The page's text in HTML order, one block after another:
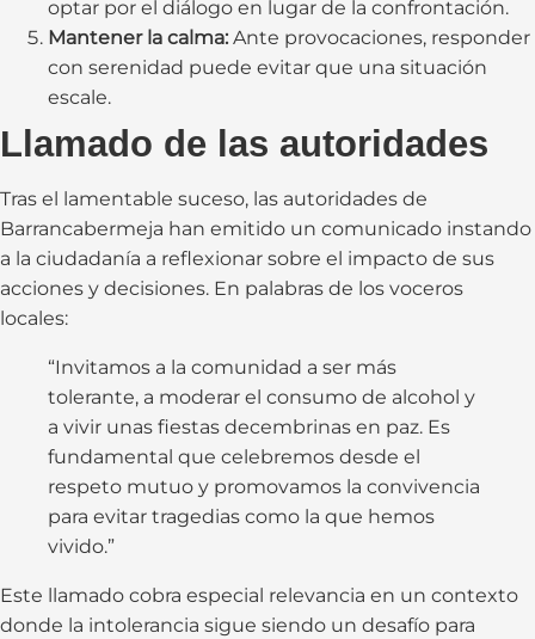
optar por el diálogo en lugar de la confrontación.
Mantener la calma: Ante provocaciones, responder
con serenidad puede evitar que una situación
escale.
Llamado de las autoridades
Tras el lamentable suceso, las autoridades de
Barrancabermeja han emitido un comunicado instando
a la ciudadanía a reflexionar sobre el impacto de sus
acciones y decisiones. En palabras de los voceros
locales:
“Invitamos a la comunidad a ser más
tolerante, a moderar el consumo de alcohol y
a vivir unas fiestas decembrinas en paz. Es
fundamental que celebremos desde el
respeto mutuo y promovamos la convivencia
para evitar tragedias como la que hemos
vivido.”
Este llamado cobra especial relevancia en un contexto
donde la intolerancia sigue siendo un desafío para